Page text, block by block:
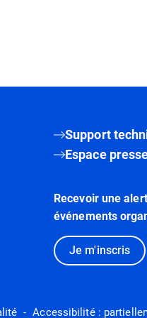
Support
Espace
Recevoir une
événements
Je m'inscris
Accessibilité :